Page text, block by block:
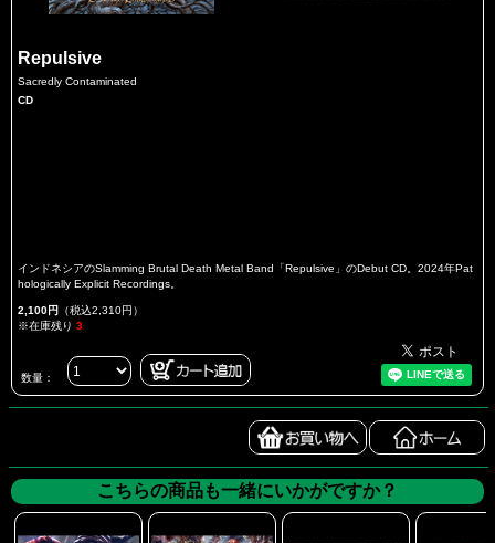
Repulsive
Sacredly Contaminated
CD
インドネシアのSlamming Brutal Death Metal Band「Repulsive」のDebut CD。2024年Pat
hologically Explicit Recordings。
2,100円 （税込2,310円）
※在庫残り 3
数量：
こちらの商品も一緒にいかがですか？